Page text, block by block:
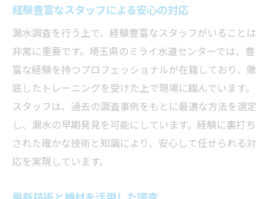
経験豊富なスタッフによる安心の対応
漏水調査を行う上で、経験豊富なスタッフがいることは
非常に重要です。埼玉県のミライ水道センターでは、豊
富な経験を持つプロフェッショナルが在籍しており、徹
底したトレーニングを受けた上で現場に臨んでいます。
スタッフは、過去の調査事例をもとに最適な方法を選定
し、漏水の早期発見を可能にしています。経験に裏打ち
された確かな技術と知識により、安心して任せられる対
応を実現しています。